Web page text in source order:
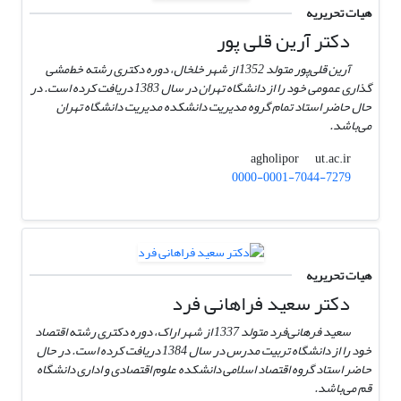
هیات تحریریه
دکتر آرین قلی پور
آرین قلی‌پور متولد 1352 از شهر خلخال، دوره دکتری رشته خط‌مشی
گذاری عمومی خود را از دانشگاه تهران در سال 1383 دریافت کرده است. در
حال حاضر استاد تمام گروه مدیریت دانشکده مدیریت دانشگاه تهران
می‌باشد.
agholipor
ut.ac.ir
0000-0001-7044-7279
هیات تحریریه
دکتر سعید فراهانی فرد
سعید فرهانی‌فرد متولد 1337 از شهر اراک، دوره دکتری رشته اقتصاد
خود را از دانشگاه تربیت مدرس در سال 1384 دریافت کرده است. در حال
حاضر استاد گروه اقتصاد اسلامی دانشکده علوم اقتصادی و اداری دانشگاه
قم می‌باشد.